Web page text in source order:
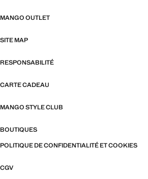
MANGO OUTLET
SITE MAP
RESPONSABILITÉ
CARTE CADEAU
MANGO STYLE CLUB
BOUTIQUES
POLITIQUE DE CONFIDENTIALITÉ ET COOKIES
CGV